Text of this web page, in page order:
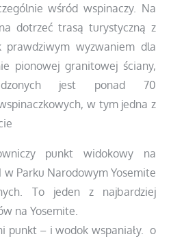
wśród wspinaczy. Na
dotrzeć trasą turystyczną z
prawdziwym wyzwaniem dla
pionowej granitowej ściany,
jest ponad 70
w tym jedna z
punkt widokowy na
w Parku Narodowym Yosemite
To jeden z najbardziej
na Yosemite.
punkt – i wodok wspaniały. o